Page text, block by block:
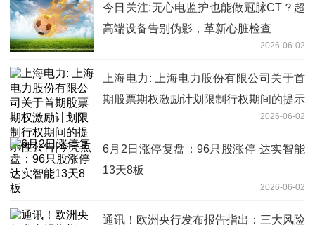
今日关注:无心电监护也能做冠脉CT？超
高端设备告别伪影，革新心脏检查
2026-06-02
上海电力: 上海电力股份有限公司关于首
期股票期权激励计划限制行权期间的提示
2026-06-02
6月2日涨停复盘：96只股涨停 达实智能
13天8板
2026-06-02
通讯！欧洲央行发布报告指出：三大风险